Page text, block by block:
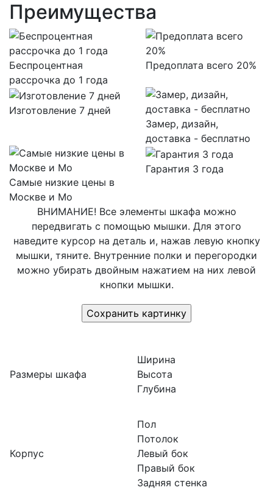
Преимущества
Беспроцентная
рассрочка до 1 года
Предоплата всего 20%
Изготовление 7 дней
Замер, дизайн,
доставка - бесплатно
Самые низкие цены в
Москве и Мо
Гарантия 3 года
ВНИМАНИЕ! Все элементы шкафа можно
передвигать с помощью мышки. Для этого
наведите курсор на деталь и, нажав левую кнопку
мышки, тяните. Внутренние полки и перегородки
можно убирать двойным нажатием на них левой
кнопки мышки.
Размеры шкафа
Корпус
Ширина
Высота
Глубина
Пол
Потолок
Левый бок
Правый бок
Задняя стенка